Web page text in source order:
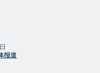
权
报道